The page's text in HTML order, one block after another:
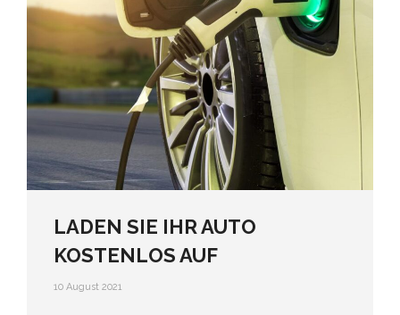
LADEN SIE IHR AUTO
KOSTENLOS AUF
10 August 2021